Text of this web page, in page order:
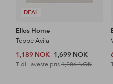
DEAL
Ellos Home
Teppe Avila
1,189 NOK 1,699 NOK
Tidl. laveste pris 1,206 NOK